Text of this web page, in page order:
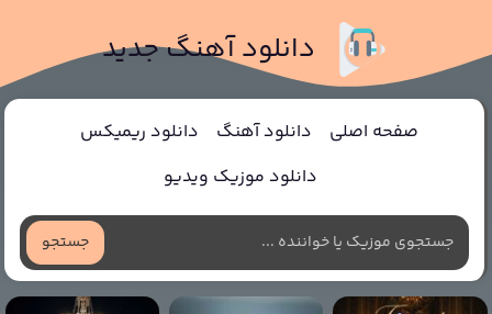
دانلود آهنگ جدید
صفحه اصلی دانلود آهنگ
دانلود ریمیکس
دانلود موزیک ویدیو
جستجو